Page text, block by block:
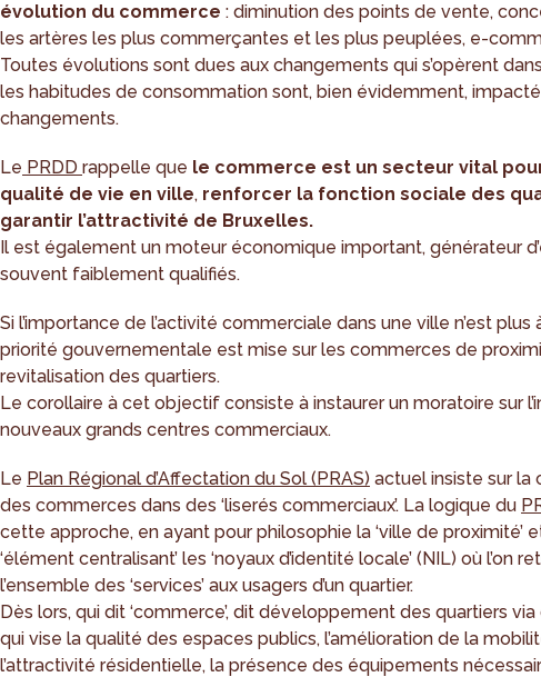
évolution du commerce : diminution des points de vente,
les artères les plus commerçantes et les plus peuplées, e-
Toutes évolutions sont dues aux changements qui s’opèrent
les habitudes de consommation sont, bien évidemment,
changements.
Le PRDDrappelle que le commerce est un secteur vital
qualité de vie en ville, renforcer la fonction sociale des
garantir l’attractivité de Bruxelles.
Il est également un moteur économique important, générateur
souvent faiblement qualifiés.
Si l’importance de l’activité commerciale dans une ville n’est plus
priorité gouvernementale est mise sur les commerces de
revitalisation des quartiers.
Le corollaire à cet objectif consiste à instaurer un moratoire sur
nouveaux grands centres commerciaux.
Le Plan Régional d’Affectation du Sol (PRAS) actuel insiste sur la
des commerces dans des ‘liserés commerciaux’. La logique du
cette approche, en ayant pour philosophie la ‘ville de proximité’
‘élément centralisant’ les ‘noyaux d’identité locale’ (NIL) où l’on
l’ensemble des ‘services’ aux usagers d’un quartier.
Dès lors, qui dit ‘commerce’, dit développement des quartiers
qui vise la qualité des espaces publics, l’amélioration de la
l’attractivité résidentielle, la présence des équipements